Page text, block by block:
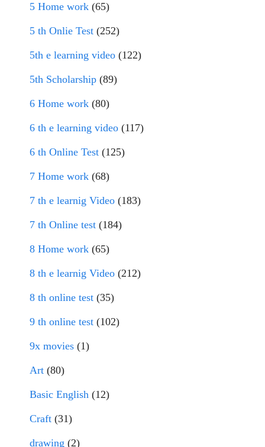
5 Home work (65)
5 th Onlie Test (252)
5th e learning video (122)
5th Scholarship (89)
6 Home work (80)
6 th e learning video (117)
6 th Online Test (125)
7 Home work (68)
7 th e learnig Video (183)
7 th Online test (184)
8 Home work (65)
8 th e learnig Video (212)
8 th online test (35)
9 th online test (102)
9x movies (1)
Art (80)
Basic English (12)
Craft (31)
drawing (2)